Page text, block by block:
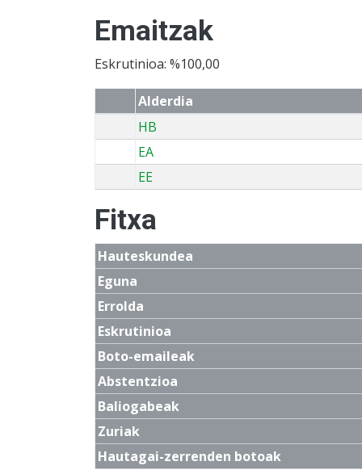
Emaitzak
Eskrutinioa: %100,00
Alderdia
HB
EA
EE
Fitxa
Hauteskundea
Eguna
Errolda
Eskrutinioa
Boto-emaileak
Abstentzioa
Baliogabeak
Zuriak
Hautagai-zerrenden botoak